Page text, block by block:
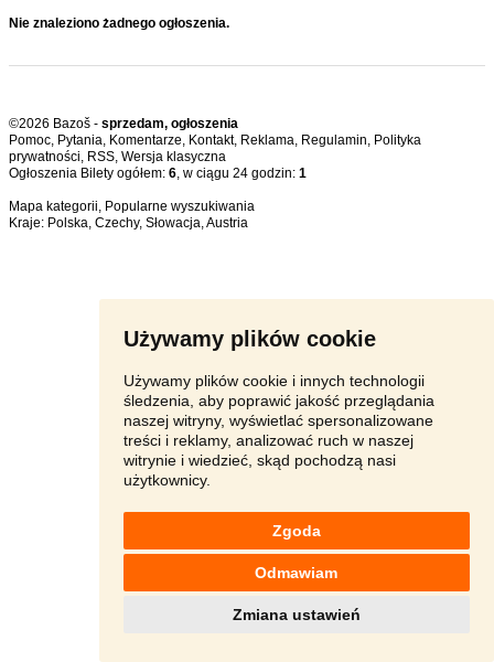
Używamy plików cookie
Używamy plików cookie i innych technologii
śledzenia, aby poprawić jakość przeglądania
naszej witryny, wyświetlać spersonalizowane
treści i reklamy, analizować ruch w naszej
witrynie i wiedzieć, skąd pochodzą nasi
użytkownicy.
Zgoda
Odmawiam
Zmiana ustawień
Nie znaleziono żadnego ogłoszenia.
©2026 Bazoš - sprzedam, ogłoszenia
Pomoc, Pytania, Komentarze, Kontakt, Reklama, Regulamin, Polityka
prywatności, RSS,
Ogłoszenia Bilety ogółem: 6, w ciągu 24 godzin: 1
Mapa kategorii, Popularne wyszukiwania
Kraje: Polska, Czechy, Słowacja,Austria